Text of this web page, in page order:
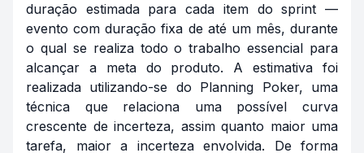
duração estimada para cada item do sprint —
evento com duração fixa de até um mês, durante
o qual se realiza todo o trabalho essencial para
alcançar a meta do produto. A estimativa foi
realizada utilizando-se do Planning Poker, uma
técnica que relaciona uma possível curva
crescente de incerteza, assim quanto maior uma
tarefa, maior a incerteza envolvida. De forma